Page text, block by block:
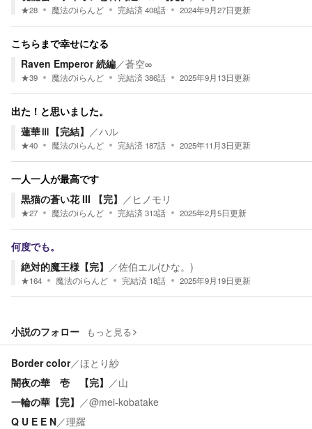
★28 魔法のiらんど 完結済408話 2024年9月27日更新
こちらまで幸せになる
Raven Emperor 続編／蒼空∞
★39 魔法のiらんど 完結済386話 2025年9月13日更新
出た！と思いました。
蓮華Ⅲ【完結】 ／ハル
★40 魔法のiらんど 完結済 187話 2025年11月3日更新
一人一人が最高です
黒猫の蒼い花 III 【完】 ／ ヒノモリ
★27 魔法のiらんど 完結済313話 2025年2月5日更新
何度でも。
絶対的魔王様【完】 ／佐伯エル(ひな。)
★164 魔法のiらんど 完結済 18話 2025年9月19日更新
小説のフォロー もっと見る
Border color／ほとり紗
闇夜の華 壱 【完】 ／山
一輪の華【完】 ／@mei-kobatake
Q U E E N／理羅